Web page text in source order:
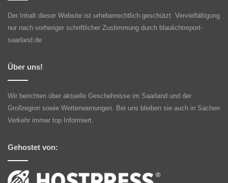
Der Inhalt dieser Website ist urheberrechtlich geschützt. Vervielfältigung
nur nach vorheriger schriftlicher Zustimmung durch blaulichtreport-
saarland.de
Über uns!
Wir berichten über aktuelle Geschehnisse im Saarland und der
Großregion sowie Wetterwarnungen. Bei uns bleiben sie auch in Sachen
Verkehr immer top Informiert.
Gehostet von: